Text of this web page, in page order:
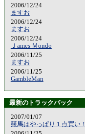
2006/12/24
ますお
2006/12/24
ますお
2006/12/24
Ｊames Ｍondo
2006/11/25
ますお
2006/11/25
GambleMan
最新のトラックバック
2007/01/07
競馬はやっぱり１点買い！